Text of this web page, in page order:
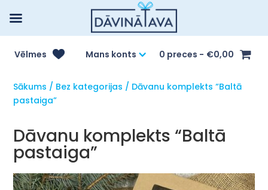
Vēlmes Mans konts 0 preces €0,00
Sākums / Bez kategorijas / Dāvanu komplekts “Baltā
pastaiga”
Dāvanu komplekts “Baltā
pastaiga”